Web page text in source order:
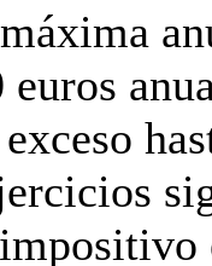
euros